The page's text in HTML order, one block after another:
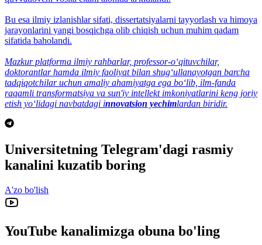
Bu esa ilmiy izlanishlar sifati, dissertatsiyalarni tayyorlash va himoya
jarayonlarini yangi bosqichga olib chiqish uchun muhim qadam
sifatida baholandi.
Mazkur platforma ilmiy rahbarlar, professor-o‘qituvchilar,
doktorantlar hamda ilmiy faoliyat bilan shug‘ullanayotgan barcha
tadqiqotchilar uchun amaliy ahamiyatga ega bo‘lib, ilm-fanda
raqamli transformatsiya va sun'iy intellekt imkoniyatlarini keng joriy
etish yo‘lidagi navbatdagi innovatsion yechimlardan biridir.
Universitetning Telegram'dagi rasmiy
kanalini kuzatib boring
A'zo bo'lish
YouTube kanalimizga obuna bo'ling